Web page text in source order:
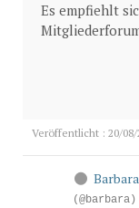
Es empfiehlt
Veröffentlicht : 20/08/
Barbara
(@barbara)